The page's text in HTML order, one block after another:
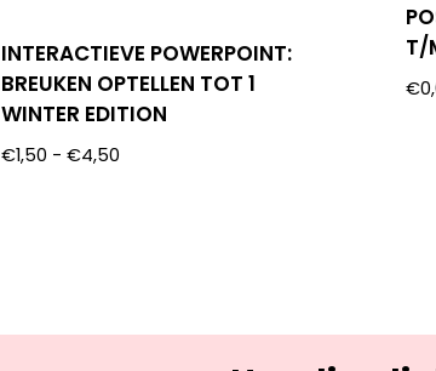
INTERACTIEVE POWERPOINT:
BREUKEN OPTELLEN TOT 1
WINTER EDITION
€1,50 - €4,50
T/
€